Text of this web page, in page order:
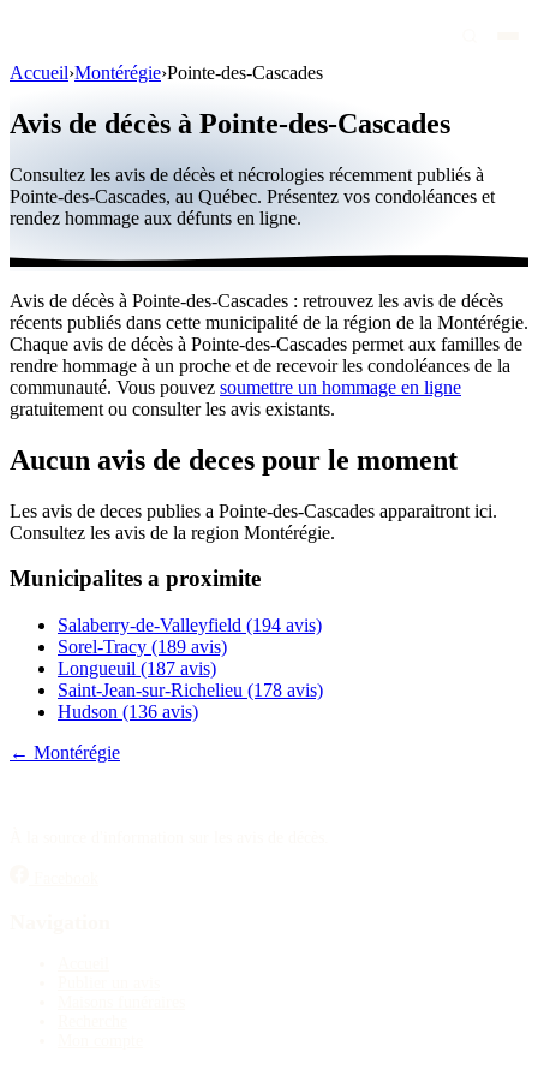
Personnalités publiques
Québec
Canada
International
Par région
Par ville
Maisons funéraires
Éternea
Accueil›Montérégie›Pointe-des-Cascades
Avis de décès à Pointe-des-Cascades
Consultez les avis de décès et nécrologies récemment publiés à
Pointe-des-Cascades, au Québec. Présentez vos condoléances et
rendez hommage aux défunts en ligne.
Avis de décès à Pointe-des-Cascades : retrouvez les avis de décès
récents publiés dans cette municipalité de la région de la Montérégie.
Chaque avis de décès à Pointe-des-Cascades permet aux familles de
rendre hommage à un proche et de recevoir les condoléances de la
communauté. Vous pouvez soumettre un hommage en ligne
gratuitement ou consulter les avis existants.
Aucun avis de deces pour le moment
Les avis de deces publies a Pointe-des-Cascades apparaitront ici.
Consultez les avis de la region Montérégie.
Municipalites a proximite
Salaberry-de-Valleyfield (194 avis)
Sorel-Tracy (189 avis)
Longueuil (187 avis)
Saint-Jean-sur-Richelieu (178 avis)
Hudson (136 avis)
← Montérégie